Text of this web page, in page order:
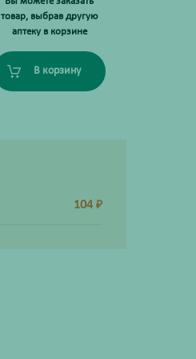
товар, выбрав другую
аптеку в корзине
В корзину
104 ₽